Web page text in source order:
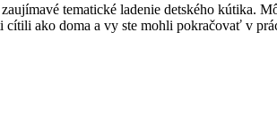
tematické ladenie detského kútika.
ako doma a vy ste mohli pokračovať v